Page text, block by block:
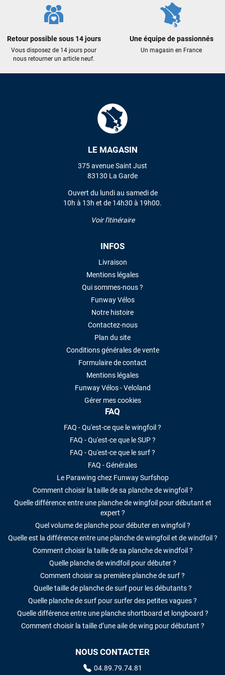
Retour possible sous 14 jours
Vous disposez de 14 jours pour
nous retourner un article neuf.
Une équipe de passionnés
Un magasin en France
LE MAGASIN
375 avenue Saint Just
83130 La Garde
Ouvert du lundi au samedi de
10h à 13h et de 14h30 à 19h00.
Voir l'itinéraire
INFOS
Livraison
Mentions légales
Qui sommes-nous ?
Funway Vélos
Notre histoire
Contactez-nous
Plan du site
Conditions générales de vente
Formulaire de contact
Mentions légales
Funway Vélos - Veloland
Gérer mes cookies
FAQ
FAQ - Qu'est-ce que le wingfoil ?
FAQ - Qu'est-ce que le SUP ?
FAQ - Qu'est-ce que le surf ?
FAQ - Générales
Le Parawing chez Funway Surfshop
Comment choisir la taille de sa planche de wingfoil ?
Quelle différence entre une planche de wingfoil pour débutant et
expert ?
Quel volume de planche pour débuter en wingfoil ?
Quelle est la différence entre une planche de wingfoil et de windfoil ?
Comment choisir la taille de sa planche de windfoil ?
Quelle planche de windfoil pour débuter ?
Comment choisir sa première planche de surf ?
Quelle taille de planche de surf pour les débutants ?
Quelle planche de surf pour surfer des petites vagues ?
Quelle différence entre une planche shortboard et longboard ?
Comment choisir la taille d’une aile de wing pour débutant ?
NOUS CONTACTER
04.89.79.74.81
Maronui RICHMOND
L'envoi a été rapide. La voile est arrivée en super état.
Mauruuru roa.
LAISSER UN AVIS